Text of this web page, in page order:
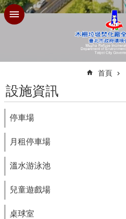
跳到主要內容區塊
首頁
設施資訊
停車場
月租停車場
溫水游泳池
兒童遊戲場
桌球室